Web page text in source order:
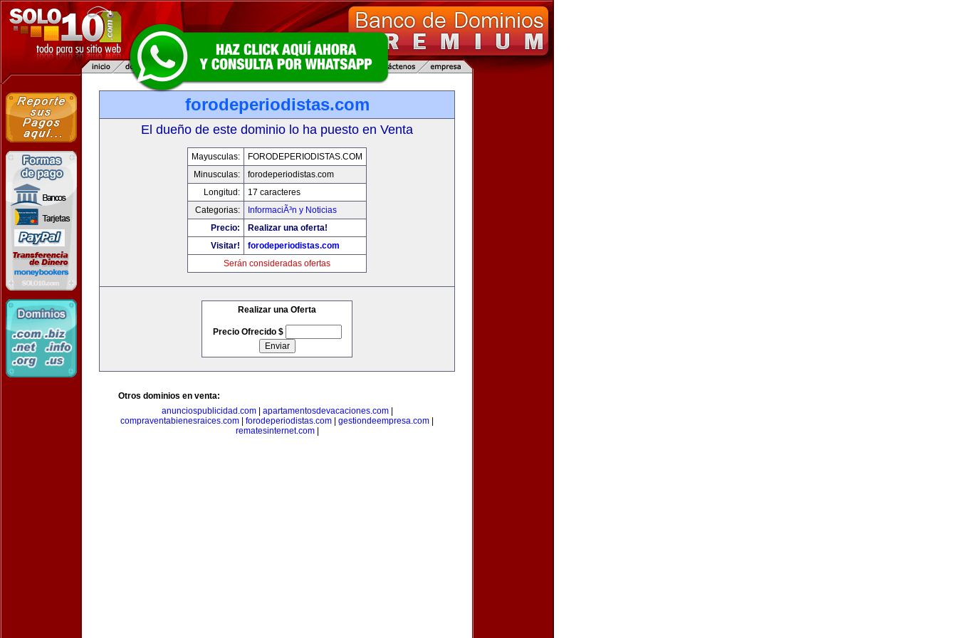
forodeperiodistas.com
El dueño de este dominio lo ha puesto en Venta
Mayusculas:
FORODEPERIODISTAS.COM
Minusculas:
forodeperiodistas.com
Longitud:
17 caracteres
Categorias:
InformaciÃ³n y Noticias
Precio:
Realizar una oferta!
Visitar!
forodeperiodistas.com
Serán consideradas ofertas
Realizar una Oferta
Precio Ofrecido $
Otros dominios en venta:
anunciospublicidad.com| apartamentosdevacaciones.com|
compraventabienesraices.com
forodeperiodistas.com gestiondeempresa.com
rematesinternet.com|